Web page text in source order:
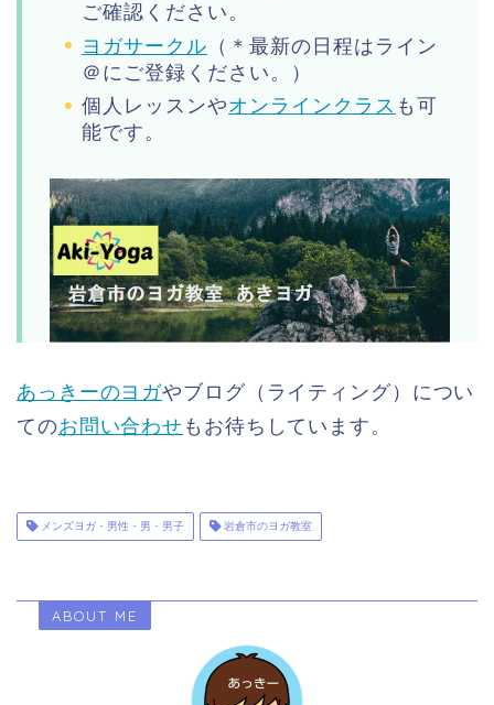
ご確認ください。
ヨガサークル （＊最新の日程はライン
＠にご登録ください。）
個人レッスンやオンラインクラス も可
能です。
あっきーのヨガやブログ（ライティング）につい
てのお問い合わせ もお待ちしています。
メンズヨガ・男性・男・男子 岩倉市のヨガ教室
ABOUT ME